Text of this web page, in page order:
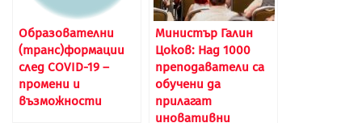
Образователни
(транс)формации
след COVID-19 –
промени и
възможности
Министър Галин
Цоков: Над 1000
преподаватели са
обучени да
прилагат
иновативни